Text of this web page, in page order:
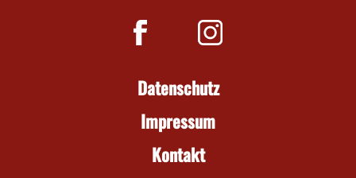
Datenschutz
Impressum
Kontakt